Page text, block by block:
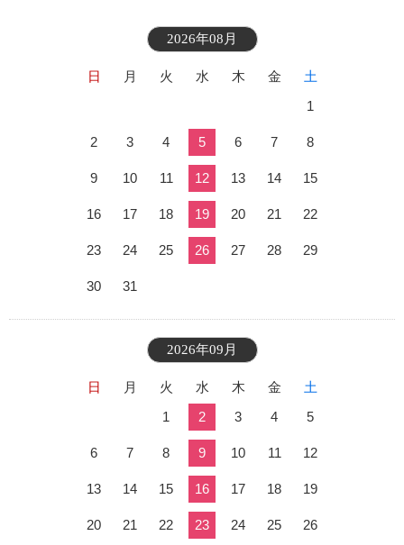
2026年08月
日 月 火 水 木 金
土
1
2 3 4 5 6 7 8
9 10 11 12 13 14 15
16 17 18 19 20 21 22
23 24 25 26 27 28 29
30 31
2026年09月
日 月 火 水 木 金
土
1
2 3 4 5
6 7 8 9 10 11 12
13 14 15 16 17 18 19
20 21 22 23 24 25 26